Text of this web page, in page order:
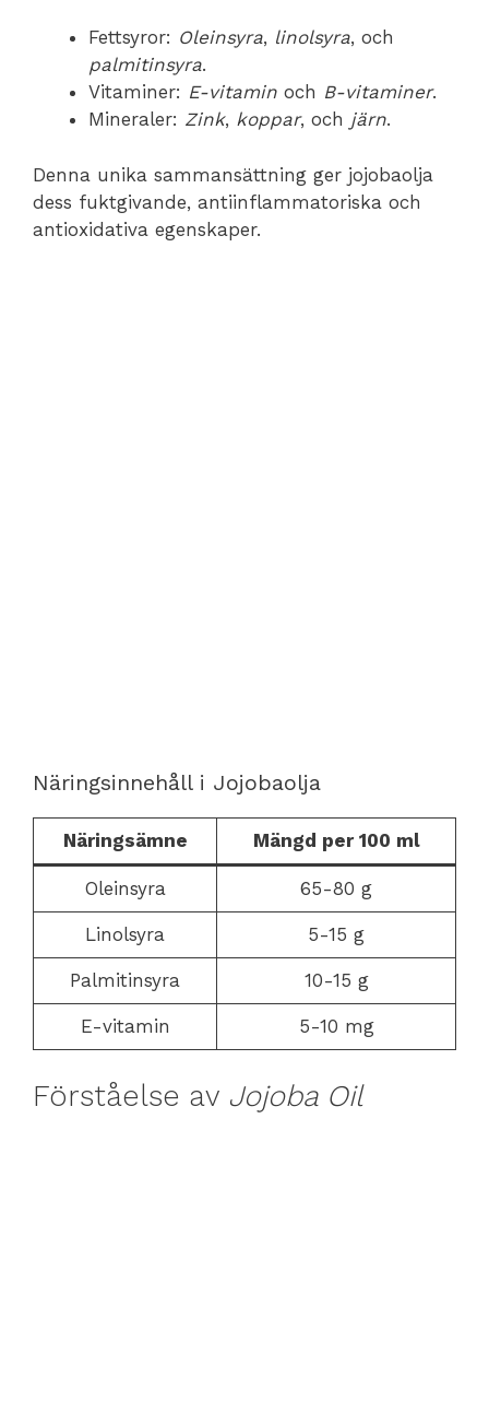
Fettsyror: Oleinsyra, linolsyra, och
palmitinsyra.
Vitaminer: E-vitamin och B-vitaminer.
Mineraler: Zink, koppar, och järn.
Denna unika sammansättning ger jojobaolja
dess fuktgivande, antiinflammatoriska och
antioxidativa egenskaper.
Näringsinnehåll i Jojobaolja
Näringsämne Mängd per 100 ml
Oleinsyra 65-80 g
Linolsyra 5-15 g
Palmitinsyra 10-15 g
E-vitamin 5-10 mg
Förståelse av Jojoba Oil